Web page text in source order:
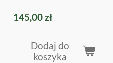
145,00 zł
Dodaj do
koszyka